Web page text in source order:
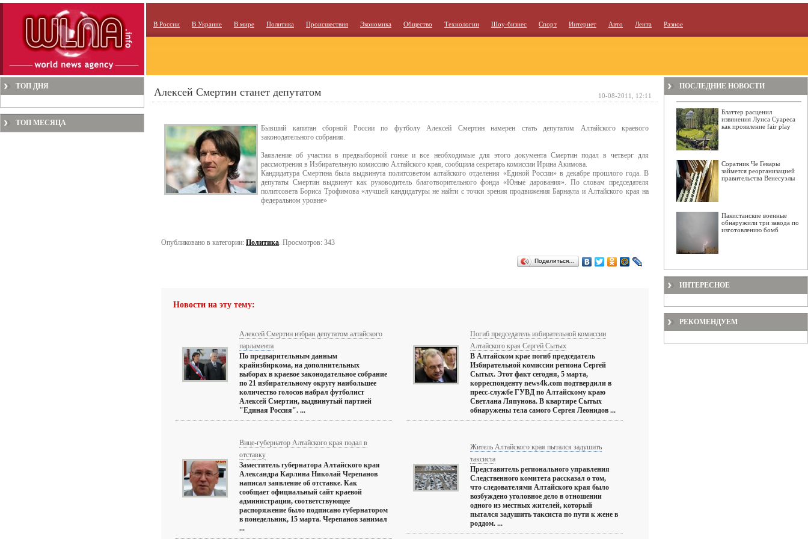
В России В Украине В мире Политика Происшествия Экономика Общество Технологии Шоу-бизнес Спорт Интернет Авто Лента Разное
ТОП ДНЯ
ТОП МЕСЯЦА
Алексей Смертин станет депутатом
Бывший капитан сборной России по футболу Алексей Смертин намерен стать депутатом Алтайского краевого
законодательного собрания.
Заявление об участии в предвыборной гонке и все необходимые для этого документа Смертин подал в четверг для
рассмотрения в Избирательную комиссию Алтайского края, сообщила секретарь комиссии Ирина Акимова.
Кандидатура Смертина была выдвинута политсоветом алтайского отделения «Единой России» в декабре прошлого года. В
депутаты Смертин выдвинут как руководитель благотворительного фонда «Юные дарования». По словам председателя
политсовета Бориса Трофимова «лучшей кандидатуры не найти с точки зрения продвижения Барнаула и Алтайского края на
федеральном уровне»
Опубликовано в категории: Политика. Просмотров: 343
Поделиться…
Новости на эту тему:
Алексей Смертин избран депутатом алтайского
парламента
По предварительным данным
крайизбиркома, на дополнительных
выборах в краевое законодательное собрание
по 21 избирательному округу наибольшее
количество голосов набрал футболист
Алексей Смертин, выдвинутый партией
"Единая Россия". ...
Погиб председатель избирательной комиссии
Алтайского края Сергей Сытых
В Алтайском крае погиб председатель
Избирательной комиссии региона Сергей
Сытых. Этот факт сегодня, 5 марта,
корреспонденту news4k.com подтвердили в
пресс-службе ГУВД по Алтайскому краю
Светлана Ляпунова. В квартире Сытых
обнаружены тела самого Сергея Леонидов ...
Вице-губернатор Алтайского края подал в
отставку
Заместитель губернатора Алтайского края
Александра Карлина Николай Черепанов
написал заявление об отставке. Как
сообщает официальный сайт краевой
администрации, соответствующее
распоряжение было подписано губернатором
в понедельник, 15 марта. Черепанов занимал
...
Житель Алтайского края пытался задушить
таксиста
Представитель регионального управления
Следственного комитета рассказал о том,
что следователями Алтайского края было
возбуждено уголовное дело в отношении
одного из местных жителей, который
пытался задушить таксиста по пути к жене в
роддом. ...
10-08-2011, 12:11
ПОСЛЕДНИЕ НОВОСТИ
Блаттер расценил
извинения Луиса Суареса
как проявление fair play
Соратник Че Гевары
займется реорганизацией
правительства Венесуэлы
Пакистанские военные
обнаружили три завода по
изготовлению бомб
ИНТЕРЕСНОЕ
РЕКОМЕНДУЕМ